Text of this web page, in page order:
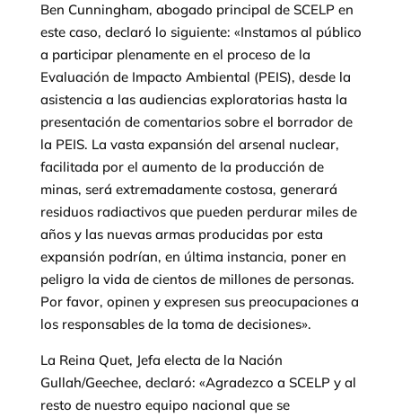
Ben Cunningham, abogado principal de SCELP en
este caso, declaró lo siguiente: «Instamos al público
a participar plenamente en el proceso de la
Evaluación de Impacto Ambiental (PEIS), desde la
asistencia a las audiencias exploratorias hasta la
presentación de comentarios sobre el borrador de
la PEIS. La vasta expansión del arsenal nuclear,
facilitada por el aumento de la producción de
minas, será extremadamente costosa, generará
residuos radiactivos que pueden perdurar miles de
años y las nuevas armas producidas por esta
expansión podrían, en última instancia, poner en
peligro la vida de cientos de millones de personas.
Por favor, opinen y expresen sus preocupaciones a
los responsables de la toma de decisiones».
La Reina Quet, Jefa electa de la Nación
Gullah/Geechee, declaró: «Agradezco a SCELP y al
resto de nuestro equipo nacional que se